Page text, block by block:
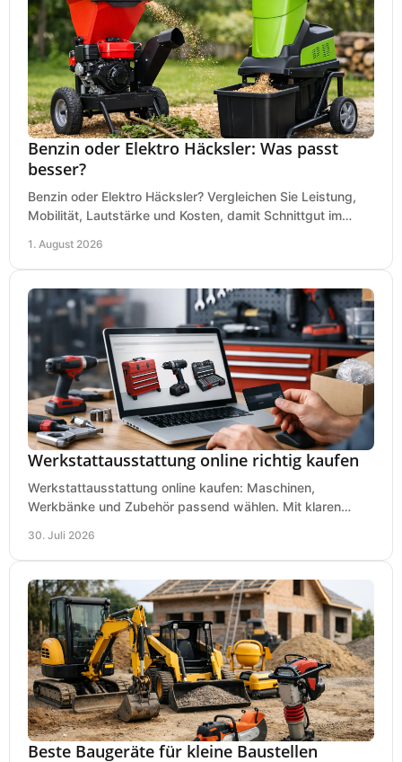
Benzin oder Elektro Häcksler: Was passt
besser?
Benzin oder Elektro Häcksler? Vergleichen Sie Leistung,
Mobilität, Lautstärke und Kosten, damit Schnittgut im
1. August 2026
Werkstattausstattung online richtig kaufen
Werkstattausstattung online kaufen: Maschinen,
Werkbänke und Zubehör passend wählen. Mit klaren
30. Juli 2026
Beste Baugeräte für kleine Baustellen